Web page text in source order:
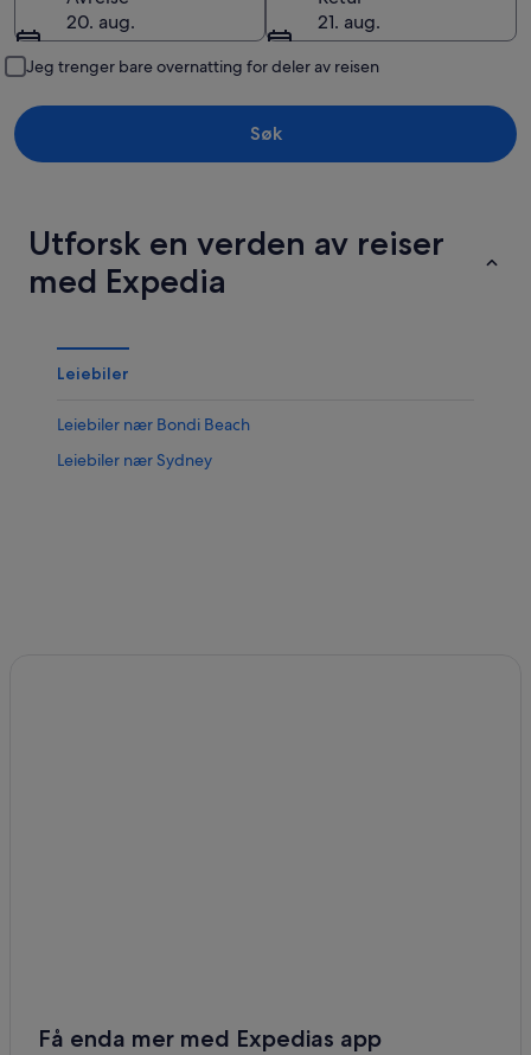
20. aug.
21. aug.
Jeg trenger bare overnatting for deler av reisen
Søk
Utforsk en verden av reiser
med Expedia
Leiebiler
Leiebiler nær Bondi Beach
Leiebiler nær Sydney
Få enda mer med Expedias app